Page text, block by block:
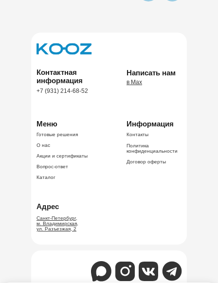
Меню
Акции и сертификаты
в Max
Санкт-Петербург,
м. Владимирская,
ул. Разъезжая, 2
+7 (931) 214-68-52
Готовые решения Контакты
Политика
конфиденциальности
Договор оферты
Информация
Написать нам
Адрес
Контактная
информация
Каталог
Вопрос-ответ
О нас